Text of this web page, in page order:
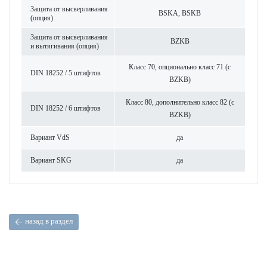
Защита от высверливания
(опция)
BSKA, BSKB
Защита от высверливания
и вытя­гивания (опция)
BZKB
DIN 18252 / 5 штифтов
Класс 70, опцио­н­ально класс 71 (с
BZKB)
DIN 18252 / 6 штифтов
Класс 80, дополнительно класс 82 (с
BZKB)
Вар­иант VdS да
Вар­иант SKG да
назад в раздел